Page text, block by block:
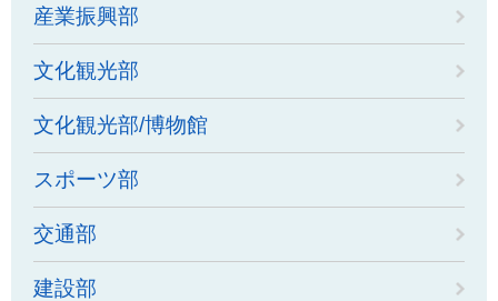
産業振興部
文化観光部
文化観光部/博物館
スポーツ部
交通部
建設部